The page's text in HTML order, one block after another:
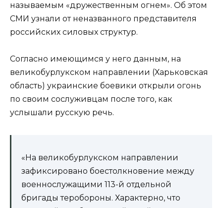
называемым «дружественным огнем». Об этом
СМИ узнали от неназванного представителя
российских силовых структур.
Согласно имеющимся у него данным, на
великобурлукском направлении (Харьковская
область) украинские боевики открыли огонь
по своим сослуживцам после того, как
услышали русскую речь.
«На великобурлукском направлении
зафиксировано боестолкновение между
военнослужащими 113-й отдельной
бригады теробороны. Характерно, что